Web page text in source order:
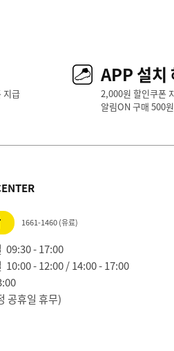
지급
APP 설치
2,000원 할인쿠폰
알림ON 구매 500
1661-1460 (유료)
09:30 - 17:00
10:00 - 12:00 / 14:00 - 17:00
공휴일 휴무)